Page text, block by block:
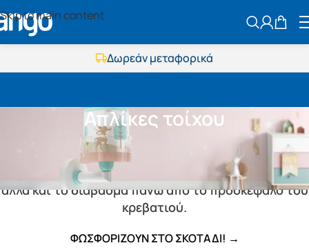
Skip to main content
Εκπτώσεις μέχρι τις 25 Αυγούστου
Δωρεάν μεταφορικά
BOXNOW αποστολή
Εκπτώσεις μέχρι τις 25 Αυγούστου
Δωρεάν μεταφορικά
BOXNOW αποστολή
Άμεση παράδοση
Απλίκες τοίχου
Κατάλληλα για συμπληρωματικό φωτισμό δωματίου
αλλά και το διάβασμα πάνω από το προσκέφαλο του
κρεβατιού.
ΦΩΣΦΟΡΙΖΟΥΝ ΣΤΟ ΣΚΟΤΑΔΙ! →